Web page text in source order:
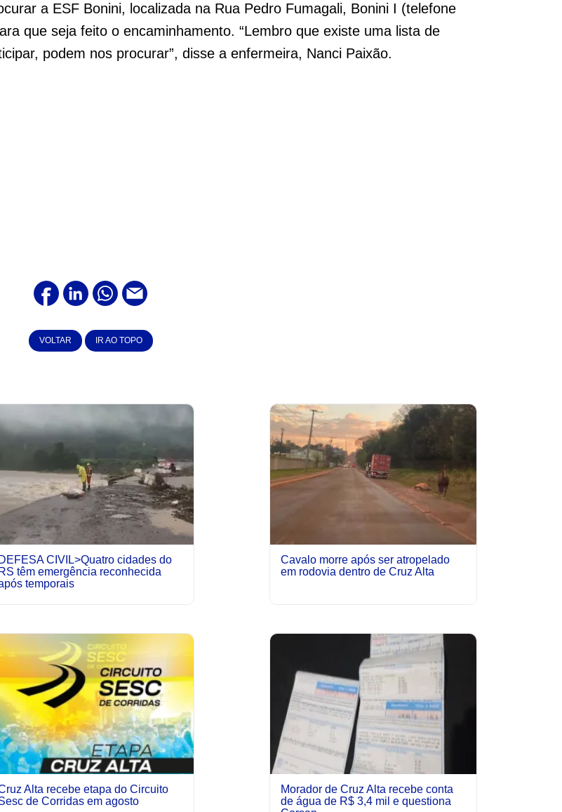
a ESF Bonini, localizada na Rua Pedro Fumagali, Bonini I (telefone
que seja feito o encaminhamento. “Lembro que existe uma lista de
podem nos procurar”, disse a enfermeira, Nanci Paixão.
VOLTAR IR AO TOPO
DEFESA CIVIL>Quatro cidades do
RS têm emergência reconhecida
temporais
Cavalo morre após ser atropelado
em rodovia dentro de Cruz Alta
Alta recebe etapa do Circuito
de Corridas em agosto
Morador de Cruz Alta recebe conta
de água de R$ 3,4 mil e questiona